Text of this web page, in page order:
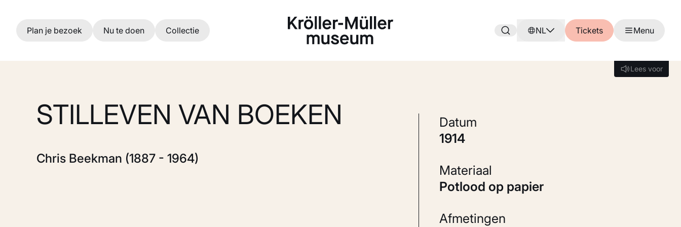
Ga naar hoofdinhoud
Plan je bezoek Nu te doen Collectie NL Tickets Menu
Lees voor
Lees voor
STILLEVEN VAN BOEKEN
Chris Beekman (1887 - 1964)
Datum
1914
Materiaal
Potlood op papier
Afmetingen